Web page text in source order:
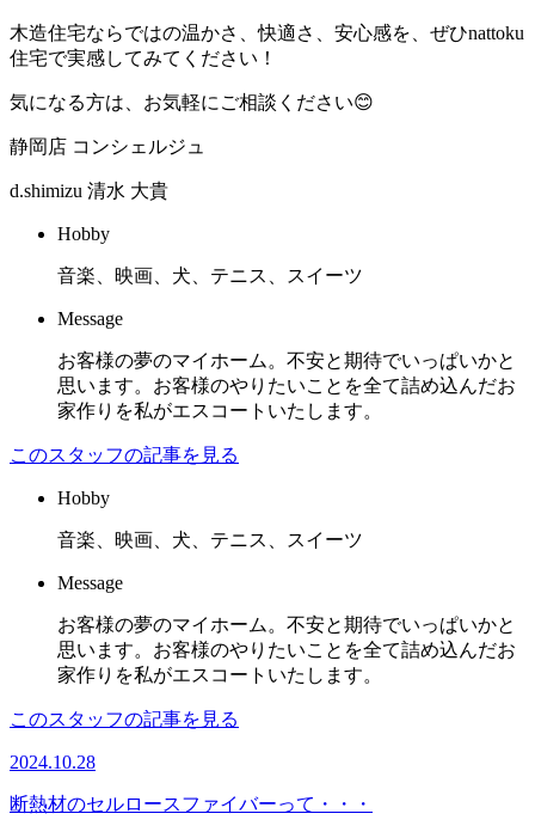
木造住宅ならではの温かさ、快適さ、安心感を、ぜひnattoku
住宅で実感してみてください！
気になる方は、お気軽にご相談ください😊
静岡店 コンシェルジュ
d.shimizu 清水 大貴
Hobby
音楽、映画、犬、テニス、スイーツ
Message
お客様の夢のマイホーム。不安と期待でいっぱいかと
思います。お客様のやりたいことを全て詰め込んだお
家作りを私がエスコートいたします。
このスタッフの記事を見る
Hobby
音楽、映画、犬、テニス、スイーツ
Message
お客様の夢のマイホーム。不安と期待でいっぱいかと
思います。お客様のやりたいことを全て詰め込んだお
家作りを私がエスコートいたします。
このスタッフの記事を見る
2024.10.28
断熱材のセルロースファイバーって・・・